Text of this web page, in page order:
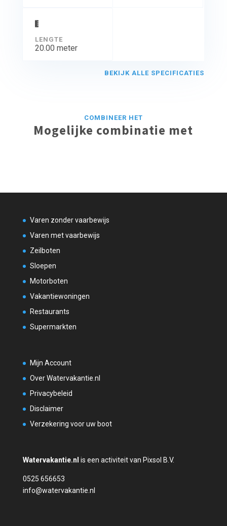
LENGTE
20.00 meter
BEKIJK ALLE SPECIFICATIES
COMBINEER HET
Mogelijke combinatie met
Varen zonder vaarbewijs
Varen met vaarbewijs
Zeilboten
Sloepen
Motorboten
Vakantiewoningen
Restaurants
Supermarkten
Mijn Account
Over Watervakantie.nl
Privacybeleid
Disclaimer
Verzekering voor uw boot
Watervakantie.nl is een activiteit van Pixsol B.V.
0525 656653
info@watervakantie.nl